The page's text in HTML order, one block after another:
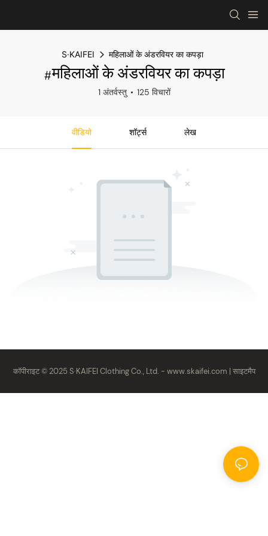
S·KAIFEI महिलाओं के अंडरवियर का कपड़ा
#महिलाओं के अंडरवियर का कपड़ा
1 अंतर्वस्तु 125 विचारों
वीडियो शॉर्ट्स लेख
कॉपीराइट © 2025 S·KAIFEI Clothing Co., Ltd. - www.skaifei.com | साइटमैप